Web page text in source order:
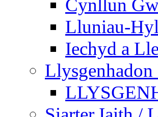
Cynllun
Lluniau-
Iechyd a